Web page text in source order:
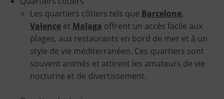
Les quartiers côtiers tels que Barcelone,
Valence et Malaga offrent un accès facile aux
plages, aux restaurants en bord de mer et à un
style de vie méditerranéen. Ces quartiers sont
souvent animés et attirent les amateurs de vie
nocturne et de divertissement.